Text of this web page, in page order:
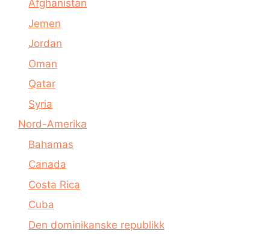
Afghanistan
Jemen
Jordan
Oman
Qatar
Syria
Nord-Amerika
Bahamas
Canada
Costa Rica
Cuba
Den dominikanske republikk